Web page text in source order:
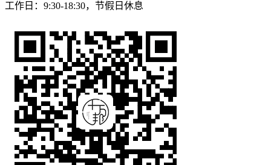
工作日：9:30-18:30，节假日休息